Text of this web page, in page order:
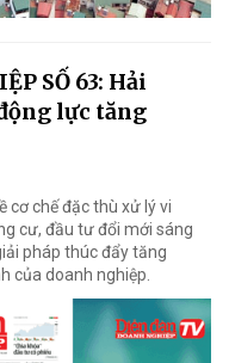
SỐ 63: Hải
lực tăng
cơ chế đặc thù xử lý vi
cư, đầu tư đổi mới sáng
pháp thúc đẩy tăng
của doanh nghiệp.